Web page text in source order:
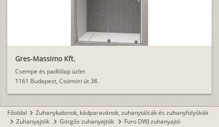
Gres-Massimo Kft.
Csempe és padlólap üzlet
1161 Budapest, Csömöri út 38.
Főoldal chevron_right Zuhanykabinok, kádparavánok, zuhanytálcák és zuhanyfolyókák
chevron_right Zuhanyajtók chevron_right Görgős zuhanyajtók chevron_right Furo DWJ zuhanyajtó